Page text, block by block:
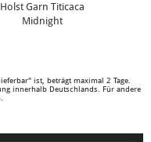
Holst Garn Titicaca
Midnight
ist, beträgt maximal 2 Tage.
innerhalb Deutschlands. Für andere